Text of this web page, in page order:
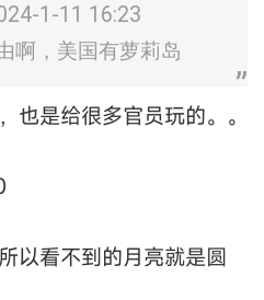
1-11 16:23
啊，美国有萝莉岛
也是给很多官员玩的。。
以看不到的月亮就是圆